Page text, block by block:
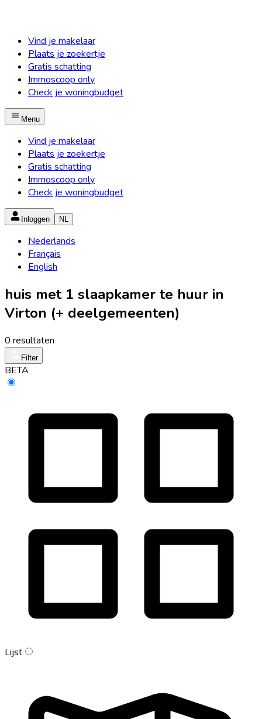
Vind je makelaar
Plaats je zoekertje
Gratis schatting
Immoscoop only
Check je woningbudget
Menu
Vind je makelaar
Plaats je zoekertje
Gratis schatting
Immoscoop only
Check je woningbudget
Inloggen NL
Nederlands
Français
English
huis met 1 slaapkamer te huur in
Virton (+ deelgemeenten)
0 resultaten
Filter
BETA
Lijst